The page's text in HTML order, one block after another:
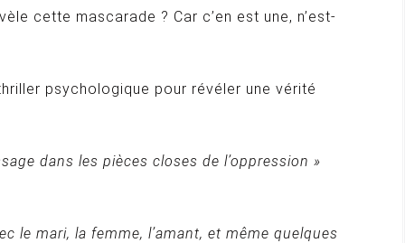
cette mascarade ? Car c’en est une, n’est-
psychologique pour révéler une vérité
dans les pièces closes de l’oppression »
le mari, la femme, l’amant, et même quelques